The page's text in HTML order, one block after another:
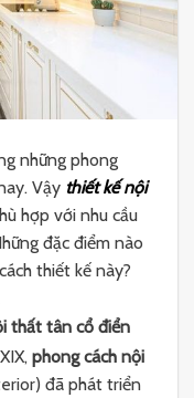
những phong
Vậy thiết kế nội
hợp với nhu cầu
đặc điểm nào
thiết kế này?
thất tân cổ điển
phong cách nội
đã phát triển